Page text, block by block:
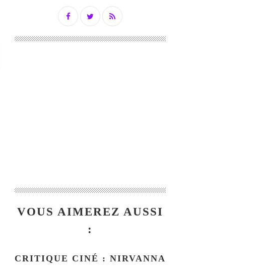
VOUS AIMEREZ AUSSI
:
CRITIQUE CINÉ : NIRVANNA